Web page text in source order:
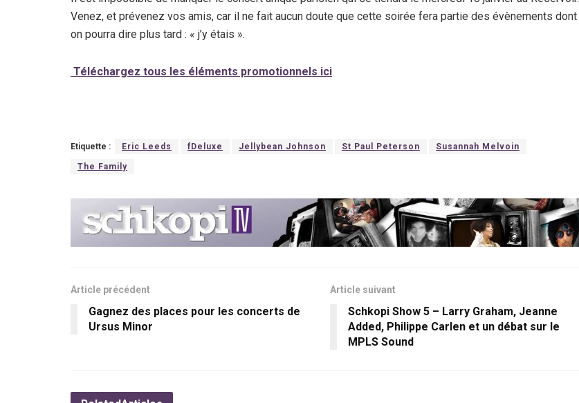
Venez, et prévenez vos amis, car il ne fait aucun doute que cette soirée fera partie des évènements dont
on pourra dire plus tard : « j’y étais ».
Téléchargez tous les éléments promotionnels ici
Etiquette : Eric Leeds fDeluxe Jellybean Johnson St Paul Peterson Susannah Melvoin
The Family
Article précédent
Gagnez des places pour les concerts de
Ursus Minor
Article suivant
Schkopi Show 5 – Larry Graham, Jeanne
Added, Philippe Carlen et un débat sur le
MPLS Sound